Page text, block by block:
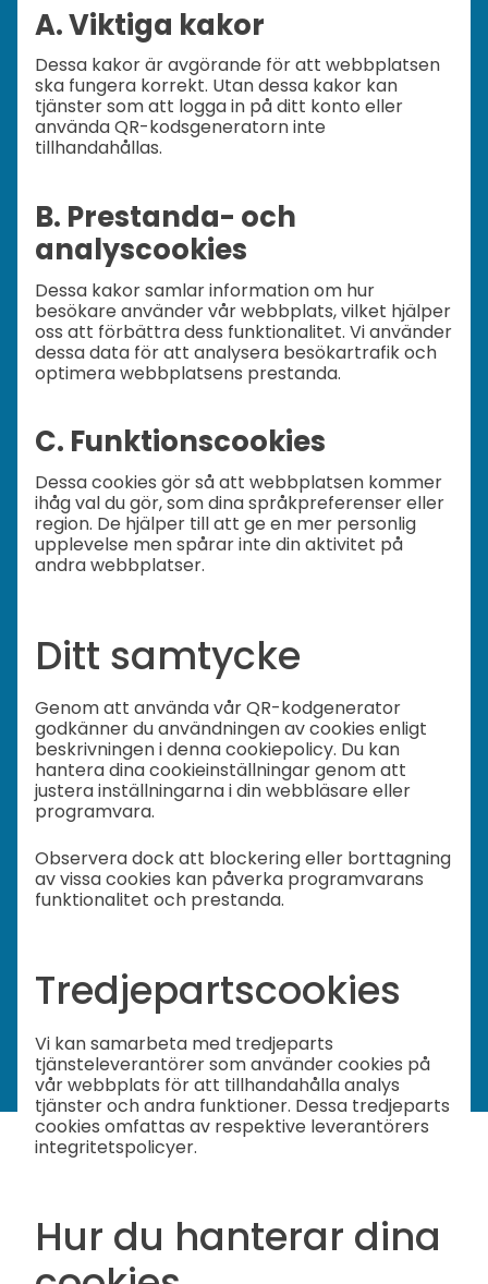
A. Viktiga kakor
Dessa kakor är avgörande för att webbplatsen
ska fungera korrekt. Utan dessa kakor kan
tjänster som att logga in på ditt konto eller
använda QR-kodsgeneratorn inte
tillhandahållas.
B. Prestanda- och
analyscookies
Dessa kakor samlar information om hur
besökare använder vår webbplats, vilket hjälper
oss att förbättra dess funktionalitet. Vi använder
dessa data för att analysera besökartrafik och
optimera webbplatsens prestanda.
C. Funktionscookies
Dessa cookies gör så att webbplatsen kommer
ihåg val du gör, som dina språkpreferenser eller
region. De hjälper till att ge en mer personlig
upplevelse men spårar inte din aktivitet på
andra webbplatser.
Ditt samtycke
Genom att använda vår QR-kodgenerator
godkänner du användningen av cookies enligt
beskrivningen i denna cookiepolicy. Du kan
hantera dina cookieinställningar genom att
justera inställningarna i din webbläsare eller
programvara.
Observera dock att blockering eller borttagning
av vissa cookies kan påverka programvarans
funktionalitet och prestanda.
Tredjepartscookies
Vi kan samarbeta med tredjeparts
tjänsteleverantörer som använder cookies på
vår webbplats för att tillhandahålla analys
tjänster och andra funktioner. Dessa tredjeparts
cookies omfattas av respektive leverantörers
integritetspolicyer.
Hur du hanterar dina